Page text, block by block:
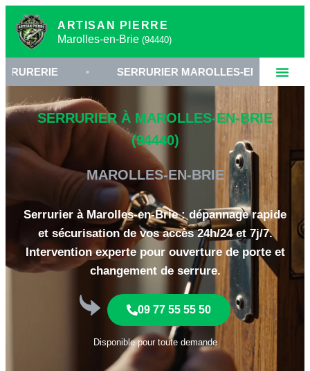
ARTISAN PIERRE
Marolles-en-Brie (94440)
• SERRURIER MAROLLES-EN-BRIE
SERRURIER À MAROLLES-EN-BRIE
(94440)
MAROLLES-EN-BRIE
Serrurier à Marolles-en-Brie : dépannage rapide
et sécurisation de vos accès 24h/24 et 7j/7.
Intervention experte pour ouverture de porte et
changement de serrure.
09 77 55 55 50
Disponible pour toute demande